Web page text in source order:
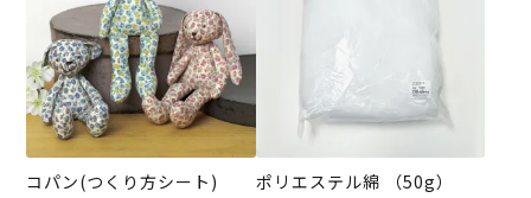
コパン(つくり方シート) ポリエステル綿 （50g）